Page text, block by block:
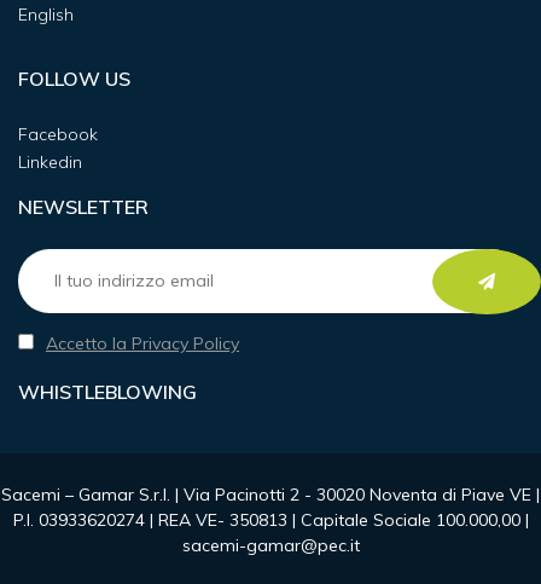
English
FOLLOW US
Facebook
Linkedin
NEWSLETTER
Accetto la Privacy Policy
WHISTLEBLOWING
Sacemi – Gamar S.r.l. | Via Pacinotti 2 - 30020 Noventa di Piave VE |
P.I. 03933620274 | REA VE- 350813 | Capitale Sociale 100.000,00 |
sacemi-gamar@pec.it